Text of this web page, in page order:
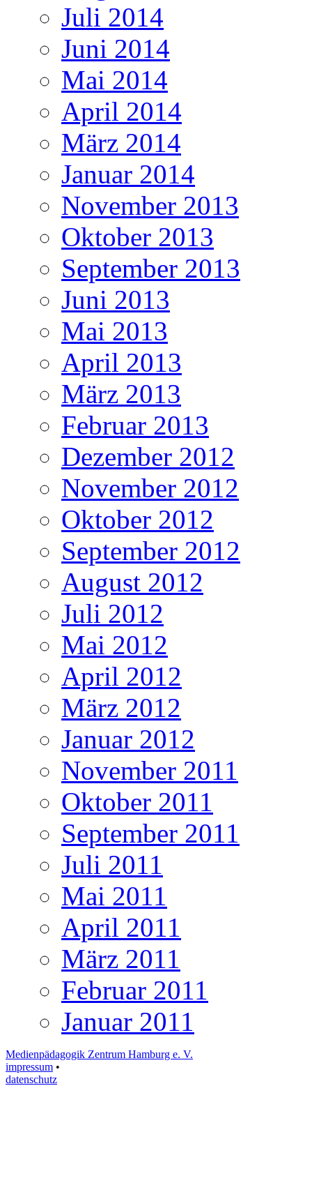
Juli 2014
Juni 2014
Mai 2014
April 2014
März 2014
Januar 2014
November 2013
Oktober 2013
September 2013
Juni 2013
Mai 2013
April 2013
März 2013
Februar 2013
Dezember 2012
November 2012
Oktober 2012
September 2012
August 2012
Juli 2012
Mai 2012
April 2012
März 2012
Januar 2012
November 2011
Oktober 2011
September 2011
Juli 2011
Mai 2011
April 2011
März 2011
Februar 2011
Januar 2011
Medienpädagogik Zentrum Hamburg e. V.
impressum •
datenschutz